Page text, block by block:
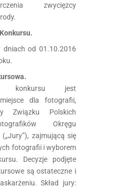
zwycięzcy
dniach od 01.10.2016
konkursu jest
dla fotografii,
Związku Polskich
Okręgu
(„Jury”), zajmującą się
fotografii i wyborem
Decyzje podjęte
są ostateczne i
Skład jury: